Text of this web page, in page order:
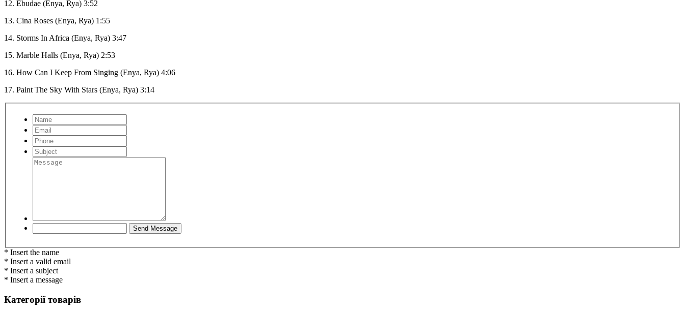
12. Ebudae (Enya, Rya) 3:52
13. Cina Roses (Enya, Rya) 1:55
14. Storms In Africa (Enya, Rya) 3:47
15. Marble Halls (Enya, Rya) 2:53
16. How Can I Keep From Singing (Enya, Rya) 4:06
17. Paint The Sky With Stars (Enya, Rya) 3:14
* Insert the name
* Insert a valid email
* Insert a subject
* Insert a message
Категорії товарів